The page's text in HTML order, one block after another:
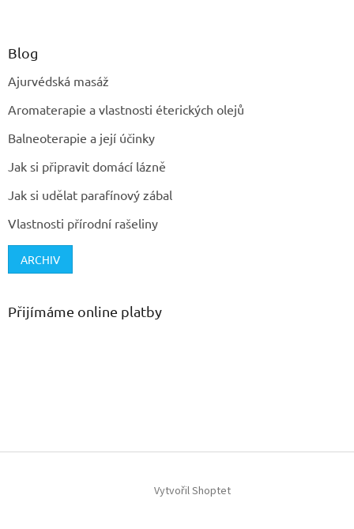
Blog
Ajurvédská masáž
Aromaterapie a vlastnosti éterických olejů
Balneoterapie a její účinky
Jak si připravit domácí lázně
Jak si udělat parafínový zábal
Vlastnosti přírodní rašeliny
ARCHIV
Přijímáme online platby
Vytvořil Shoptet